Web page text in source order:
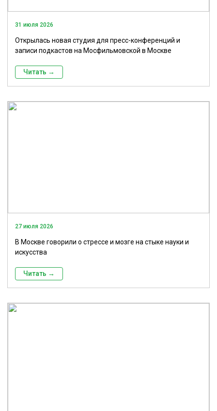
31 июля 2026
Открылась новая студия для пресс-конференций и
записи подкастов на Мосфильмовской в Москве
Читать →
27 июля 2026
В Москве говорили о стрессе и мозге на стыке науки и
искусства
Читать →